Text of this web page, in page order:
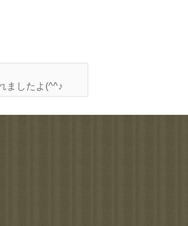
ましたよ(^^♪